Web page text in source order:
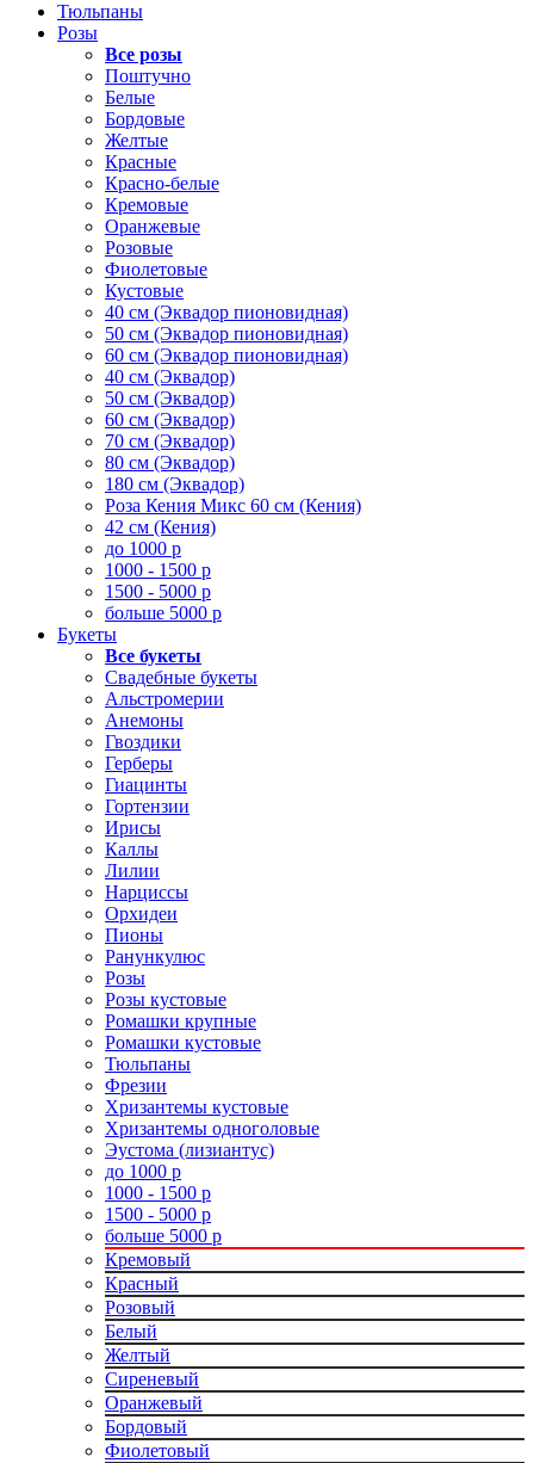
Тюльпаны
Розы
Все розы
Поштучно
Белые
Бордовые
Желтые
Красные
Красно-белые
Кремовые
Оранжевые
Розовые
Фиолетовые
Кустовые
40 см (Эквадор пионовидная)
50 см (Эквадор пионовидная)
60 см (Эквадор пионовидная)
40 см (Эквадор)
50 см (Эквадор)
60 см (Эквадор)
70 см (Эквадор)
80 см (Эквадор)
180 см (Эквадор)
Роза Кения Микс 60 см (Кения)
42 см (Кения)
до 1000 р
1000 - 1500 р
1500 - 5000 р
больше 5000 р
Букеты
Все букеты
Свадебные букеты
Альстромерии
Анемоны
Гвоздики
Герберы
Гиацинты
Гортензии
Ирисы
Каллы
Лилии
Нарциссы
Орхидеи
Пионы
Ранункулюс
Розы
Розы кустовые
Ромашки крупные
Ромашки кустовые
Тюльпаны
Фрезии
Хризантемы кустовые
Хризантемы одноголовые
Эустома (лизиантус)
до 1000 р
1000 - 1500 р
1500 - 5000 р
больше 5000 р
Кремовый
Красный
Розовый
Белый
Желтый
Сиреневый
Оранжевый
Бордовый
Фиолетовый